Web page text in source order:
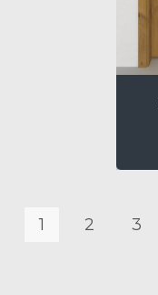
1 2 3